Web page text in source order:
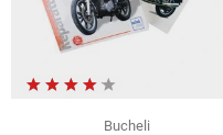
Bucheli